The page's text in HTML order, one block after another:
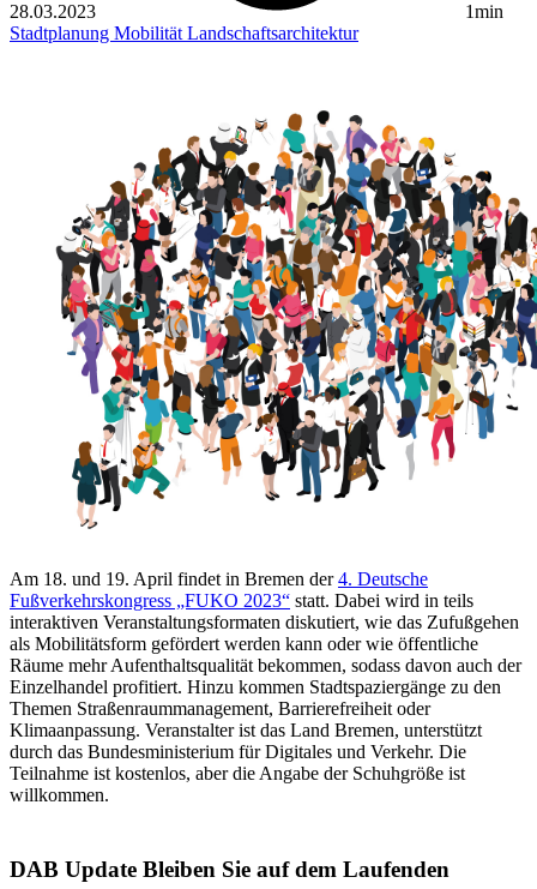
28.03.2023
1min
Stadtplanung Mobilität Landschaftsarchitektur
Am 18. und 19. April findet in Bremen der4. Deutsche
Fußverkehrskongress „FUKO 2023“ statt. Dabei wird in teils
interaktiven Veranstaltungsformaten diskutiert, wie das Zufußgehen
als Mobilitätsform gefördert werden kann oder wie öffentliche
Räume mehr Aufenthaltsqualität bekommen, sodass davon auch der
Einzelhandel profitiert. Hinzu kommen Stadtspaziergänge zu den
Themen Straßenraummanagement, Barrierefreiheit oder
Klimaanpassung. Veranstalter ist das Land Bremen, unterstützt
durch das Bundesministerium für Digitales und Verkehr. Die
Teilnahme ist kostenlos, aber die Angabe der Schuhgröße ist
willkommen.
DAB Update Bleiben Sie auf dem Laufenden